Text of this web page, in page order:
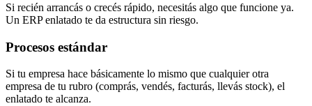
Si recién arrancás o crecés rápido, necesitás algo que funcione ya.
Un ERP enlatado te da estructura sin riesgo.
Procesos estándar
Si tu empresa hace básicamente lo mismo que cualquier otra
empresa de tu rubro (comprás, vendés, facturás, llevás stock), el
enlatado te alcanza.